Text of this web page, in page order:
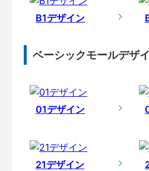
B1デザイン
ベーシックモールデザ
01デザイン
21デザイン